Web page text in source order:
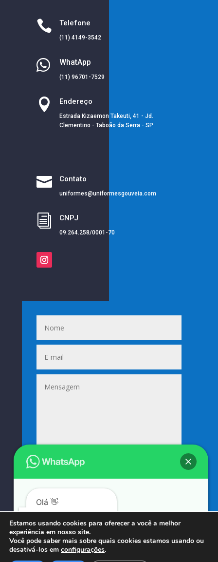
 Telefone
(11) 4149-3542
 WhatApp
(11) 96701-7529
 Endereço
Estrada Kizaemon Takeuti, 41 - Jd.
Clementino - Taboão da Serra - SP
 Contato
uniformes@uniformesgouveia.com
i CNPJ
09.264.258/0001-70
© COPYRIGHT 2023 → SUNIFORMES GOUVEIA → POR: CONEKI - SOLUÇÕES DIGITAIS |
CRIAÇÃO DE SITES
Estamos usando cookies para oferecer a você a melhor
experiência em nosso site.
Você pode saber mais sobre quais cookies estamos usando ou
desativá-los em configurações.
Olá 👋
Podemos ajudá-lo?